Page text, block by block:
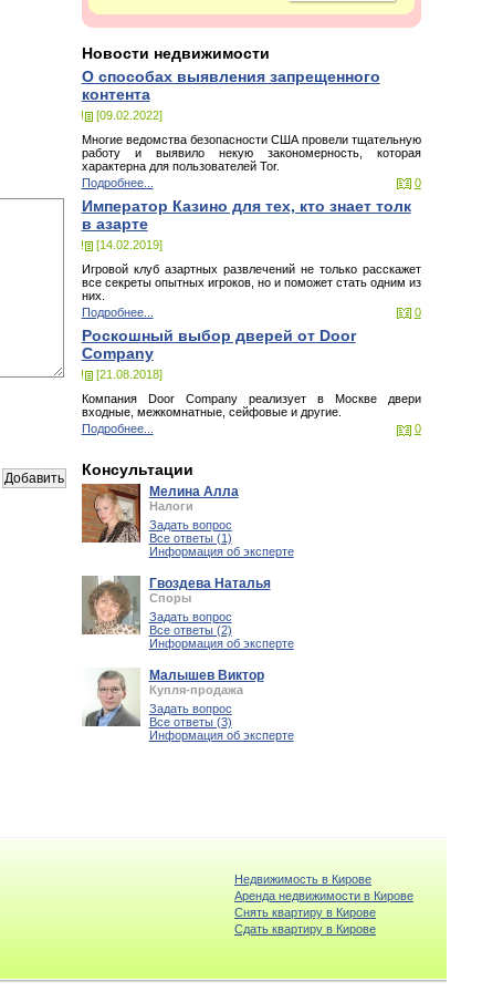
Новости недвижимости
О способах выявления запрещенного
контента
[09.02.2022]
Многие ведомства безопасности США провели тщательную
работу и выявило некую закономерность, которая
характерна для пользователей Tor.
Подробнее...
0
Император Казино для тех, кто знает толк
в азарте
[14.02.2019]
Игровой клуб азартных развлечений не только расскажет
все секреты опытных игроков, но и поможет стать одним из
них.
Подробнее...
0
Роскошный выбор дверей от Door
Company
[21.08.2018]
Компания Door Company реализует в Москве двери
входные, межкомнатные, сейфовые и другие.
Подробнее...
0
Консультации
Мелина Алла
Налоги
Задать вопрос
Все ответы (1)
Информация об эксперте
Гвоздева Наталья
Споры
Задать вопрос
Все ответы (2)
Информация об эксперте
Малышев Виктор
Купля-продажа
Задать вопрос
Все ответы (3)
Информация об эксперте
Недвижимость в Кирове
Аренда недвижимости в Кирове
Снять квартиру в Кирове
Cдать квартиру в Кирове